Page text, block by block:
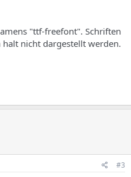
"ttf-freefont". Schriften
nicht dargestellt werden.
#3